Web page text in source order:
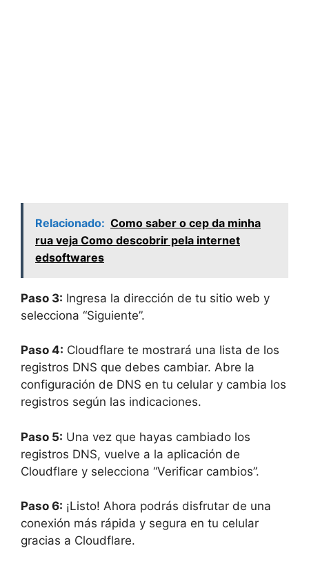
Relacionado: Como saber o cep da minha
rua veja Como descobrir pela internet
edsoftwares
Paso 3: Ingresa la dirección de tu sitio web y
selecciona “Siguiente”.
Paso 4: Cloudflare te mostrará una lista de los
registros DNS que debes cambiar. Abre la
configuración de DNS en tu celular y cambia los
registros según las indicaciones.
Paso 5: Una vez que hayas cambiado los
registros DNS, vuelve a la aplicación de
Cloudflare y selecciona “Verificar cambios”.
Paso 6: ¡Listo! Ahora podrás disfrutar de una
conexión más rápida y segura en tu celular
gracias a Cloudflare.